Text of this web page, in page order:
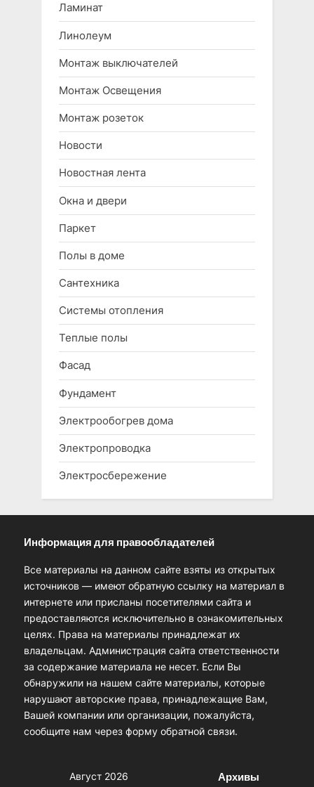
Ламинат
Линолеум
Монтаж выключателей
Монтаж Освещения
Монтаж розеток
Новости
Новостная лента
Окна и двери
Паркет
Полы в доме
Сантехника
Системы отопления
Теплые полы
Фасад
Фундамент
Электрообогрев дома
Электропроводка
Электросбережение
Информация для правообладателей
Все материалы на данном сайте взяты из открытых
источников — имеют обратную ссылку на материал в
интернете или присланы посетителями сайта и
предоставляются исключительно в ознакомительных
целях. Права на материалы принадлежат их
владельцам. Администрация сайта ответственности
за содержание материала не несет. Если Вы
обнаружили на нашем сайте материалы, которые
нарушают авторские права, принадлежащие Вам,
Вашей компании или организации, пожалуйста,
сообщите нам через форму обратной связи.
Август 2026 Архивы